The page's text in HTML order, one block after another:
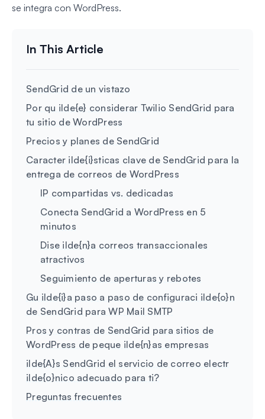
se integra con WordPress.
SendGrid de un vistazo
Por qu ilde{e} considerar Twilio SendGrid para
tu sitio de WordPress
Precios y planes de SendGrid
Caracter ilde{i}sticas clave de SendGrid para la
entrega de correos de WordPress
IP compartidas vs. dedicadas
Conecta SendGrid a WordPress en 5
minutos
Dise ilde{n}a correos transaccionales
atractivos
Seguimiento de aperturas y rebotes
Gu ilde{i}a paso a paso de configuraci ilde{o}n
de SendGrid para WP Mail SMTP
Pros y contras de SendGrid para sitios de
WordPress de peque ilde{n}as empresas
ilde{A}s SendGrid el servicio de correo electr
ilde{o}nico adecuado para ti?
Preguntas frecuentes